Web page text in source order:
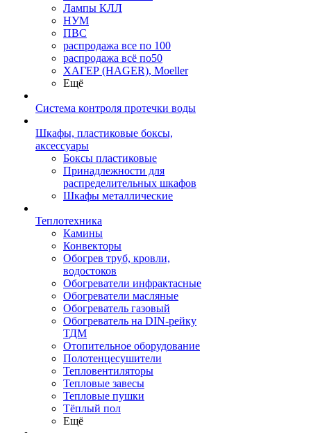
Лампы КЛЛ
НУМ
ПВС
распродажа все по 100
распродажа всё по50
ХАГЕР (HAGER), Moeller
Ещё
Система контроля протечки воды
Шкафы, пластиковые боксы,
аксессуары
Боксы пластиковые
Принадлежности для
распределительных шкафов
Шкафы металлические
Теплотехника
Камины
Конвекторы
Обогрев труб, кровли,
водостоков
Обогреватели инфрактасные
Обогреватели масляные
Обогреватель газовый
Обогреватель на DIN-рейку
ТДМ
Отопительное оборудование
Полотенцесушители
Тепловентиляторы
Тепловые завесы
Тепловые пушки
Тёплый пол
Ещё